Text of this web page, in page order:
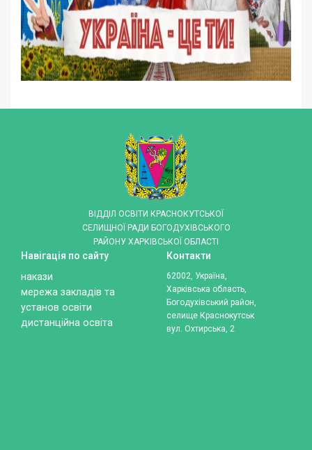
ВІДДІЛ ОСВІТИ КРАСНОКУТСЬКОЇ
СЕЛИЩНОЇ РАДИ БОГОДУХІВСЬКОГО
РАЙОНУ ХАРКІВСЬКОЇ ОБЛАСТІ
Навігація по сайту
накази
мережа закладів та
установ освіти
дистанційна освіта
Контакти
62002, Україна,
Харківська область,
Богодухівський район,
селище Краснокутськ
вул. Охтирська, 2